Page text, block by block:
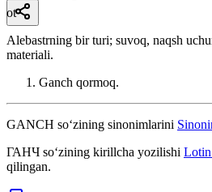
ot
Alebastrning bir turi; suvoq, naqsh
materiali.
Ganch qormoq.
GANCH so‘zining sinonimlarini
ГАНЧ so‘zining kirillcha yozilishi
qilingan.